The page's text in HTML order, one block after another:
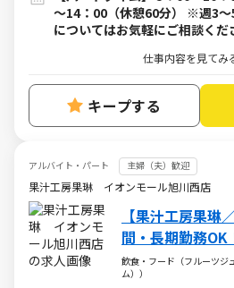
～14：00（休憩60分） ※週3
についてはお気軽にご相談くだ
仕事内容を見てみ
キープする
アルバイト・パート 主婦（夫）歓迎
果汁工房果琳 イオンモール旭川西店
【果汁工房果琳
間・長期勤務OK
た収入◎
飲食・フード（フルーツジ
ム））